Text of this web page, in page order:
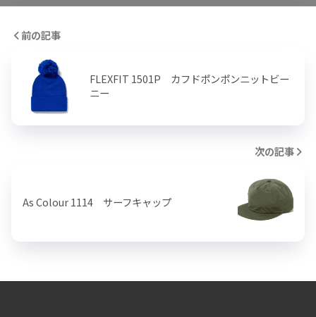
前の記事
FLEXFIT 1501P カフドポンポンニットビー
ニー
次の記事
As Colour 1114 サーフキャップ